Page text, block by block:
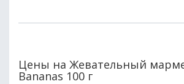
Цены на Жевательный
Bananas 100 г